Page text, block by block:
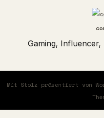
Gaming,
Mit Stolz präsentiert von